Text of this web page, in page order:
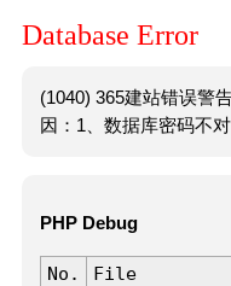
Database Error
(1040) 365建站错误警
因：1、数据库密码不
PHP Debug
No. File